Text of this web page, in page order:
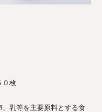
枚
乳等を主要原料とする食